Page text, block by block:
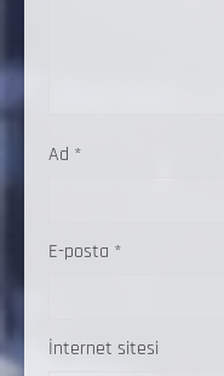
Ad *
E-posta *
İnternet sitesi